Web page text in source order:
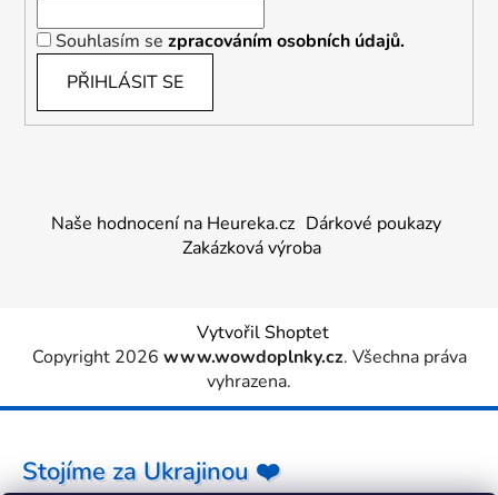
Souhlasím se zpracováním osobních údajů.
PŘIHLÁSIT SE
Naše hodnocení na Heureka.cz Dárkové poukazy
Zakázková výroba
Vytvořil Shoptet
Copyright 2026 www.wowdoplnky.cz. Všechna práva
vyhrazena.
Stojíme za Ukrajinou ❤️